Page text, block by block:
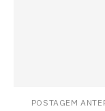
POSTAGEM